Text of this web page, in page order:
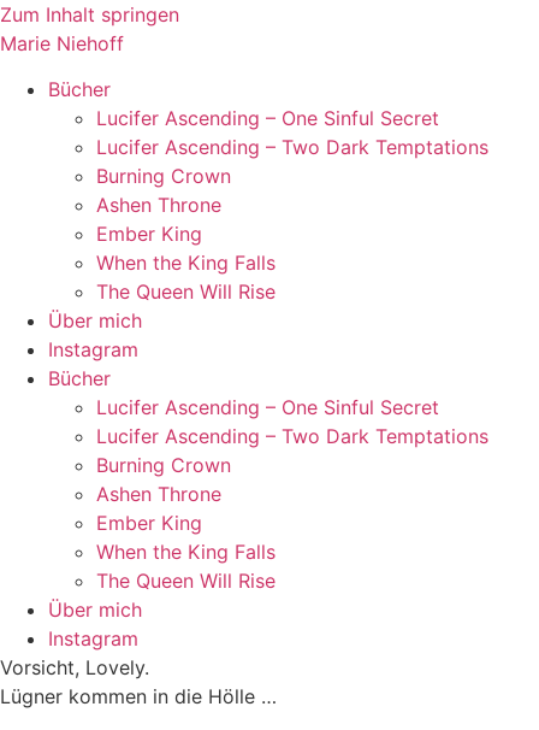
Zum Inhalt springen
Marie Niehoff
Bücher
Lucifer Ascending – One Sinful Secret
Lucifer Ascending – Two Dark Temptations
Burning Crown
Ashen Throne
Ember King
When the King Falls
The Queen Will Rise
Über mich
Instagram
Bücher
Lucifer Ascending – One Sinful Secret
Lucifer Ascending – Two Dark Temptations
Burning Crown
Ashen Throne
Ember King
When the King Falls
The Queen Will Rise
Über mich
Instagram
Vorsicht, Lovely.
Lügner kommen in die Hölle …